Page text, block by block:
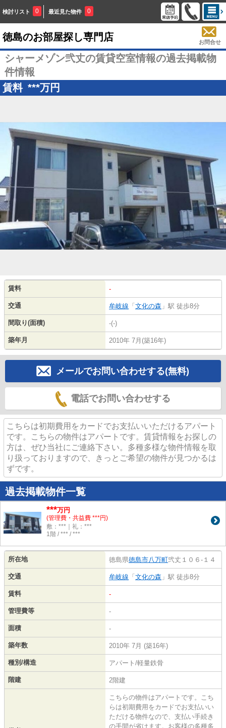
検討リスト 0 最近見た物件 0
徳島のお部屋探し専門店 お問合せ
シャーメゾン弐丈の賃貸空室情報の過去掲載物
件情報
賃料 ***万円
賃料 -
交通 牟岐線 「 文化の森 」駅 徒歩8分
間取り(面積) -(-)
築年月 2010年 7月(築16年)
メールでお問い合わせする(無料)
電話でお問い合わせする
こちらは初期費用をカードでお支払いいただけるアパート
です。こちらの物件はアパートです。賃貸情報をお探しの
方は、ぜひ当社にご連絡下さい。多種多様な物件情報を取
り扱っておりますので、きっとご希望の物件が見つかるは
ずです。
過去掲載物件一覧
***万円
(管理費・共益費 ***円)
敷：***｜礼：***
1階 / *** / ***
所在地 徳島県徳島市八万町弐丈１０６-１４
交通 牟岐線 「 文化の森 」駅 徒歩8分
賃料 -
管理費等 -
面積 -
築年数 2010年 7月 (築16年)
種別/構造 アパート/軽量鉄骨
階建 2階建
こちらの物件はアパートです。こち
らは初期費用をカードでお支払いい
ただける物件なので、支払い手続き
の手間が省けます。お客様の多種多